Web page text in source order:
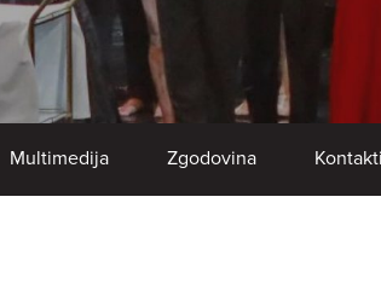
Multimedija Zgodovina